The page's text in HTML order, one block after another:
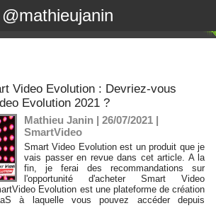
@mathieujanin
Video Evolution : Devriez-vous
Evolution 2021 ?
Mathieu Janin | 26/07/2021 |
SmartVideo
Smart Video Evolution est un produit que je
vais passer en revue dans cet article. A la
fin, je ferai des recommandations sur
l'opportunité d'acheter Smart Video
Evolution est une plateforme de création
à laquelle vous pouvez accéder depuis